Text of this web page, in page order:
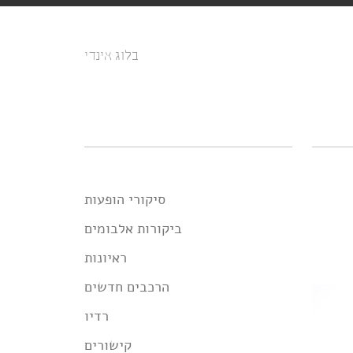
בלוג אינדי
סיקורי הופעות
ביקורות אלבומים
ראיונות
הרכבים חדשים
רדיו
קישורים